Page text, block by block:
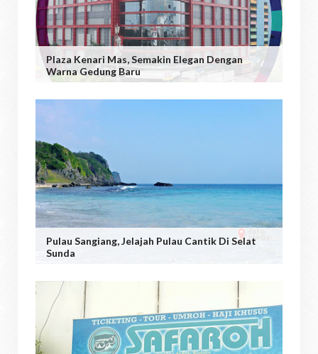
Plaza Kenari Mas, Semakin Elegan Dengan
Warna Gedung Baru
Pulau Sangiang, Jelajah Pulau Cantik Di Selat
Sunda